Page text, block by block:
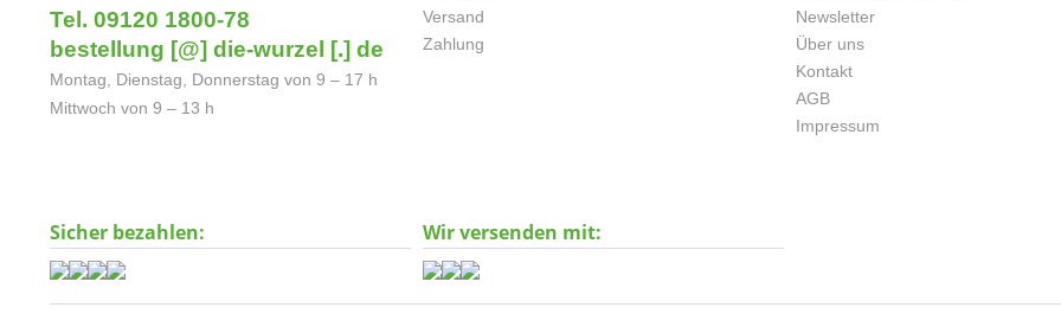
Tel. 09120 1800-78
bestellung [@] die-wurzel [.] de
Montag, Dienstag, Donnerstag von 9 – 17 h
Mittwoch von 9 – 13 h
Versand
Zahlung
Newsletter
Über uns
Kontakt
AGB
Impressum
Sicher bezahlen: Wir versenden mit: